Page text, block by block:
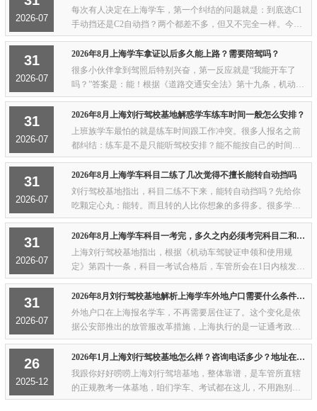
2026-07
每次有人决定在上海学车，第一个纠结的问题就是：到底选C1
手动挡还是C2自动挡？两个都差不多，但又不完全一样。今天
咱们就把这个问题彻底讲明白，帮你做一个不后悔的选择。C1
和C2的本质区别先说最基本的。C1驾驶证的...
31
2026-07
2026年8月上海学车拿证以后多久能上路？需要陪驾吗？
很多小伙伴拿到驾照后特别兴奋，第一反应就是“我能开车了
吗？”答案是：能！根据《道路交通安全法》第十九条，机动车
驾驶证自核发之日起即具有法律效力。也就是说，从你拿到驾
照那天起，就可以在准驾车型对应的普通...
31
2026-07
2026年8月上海刘行驾校基地解惑学车练车时间一般怎么安排？
上班族学车最怕的就是练车时间跟工作冲突。很多人报名之前
都纠结：练车是不是只能听驾校安排？能不能按自己的时间
来？周末行不行？今天咱们就把上海驾校的练车时间这个问题
说透。上海驾校常见的排班模式目前上海的驾...
31
2026-07
2026年8月上海学车科目二练了几次觉得不擅长能转自动挡吗
刘行驾校基地指出，科目二练不下来，能转自动挡吗？先给你
吃颗定心丸：能转。而且转的人比你想象的多得多。很多学员
报了C1手动挡，练了几次科目二之后发现离合控制实在太难，
半坡起步老是熄火，倒车入库老是压线，心...
31
2026-07
2026年8月上海学车科目一考完，多久之内必须考完科目二和科目三？
上海刘行驾校基地指出，根据《机动车驾驶证申领和使用规
定》第四十一条，科目一考试合格后，车管所会在1日内核发学
习驾驶证明。这份证明的有效期就是3年。你必须在这3年内完
成科目二和科目三（包括道路驾驶技能和安全...
31
2026-07
2026年8月刘行驾校基地解析上海学车外地户口需要什么条件才能报名
外地户口在上海报名学车，不再需要居住证了。这个变化是依
据公安部推出的放管服改革措施，上海执行的是一证通考政
策。不管你是从哪个省份来的，只要手头有一张有效期内的身
份证原件，就能直接报名考C1或C2驾照。以前...
26
2025-12
2026年1月上海刘行驾校基地怎么样？咨询电话多少？地址在哪里？
我跟你好好唠唠上海刘行驾培基地，整体靠谱，是车管所直辖
的正规教考一体基地，咱们学车、考试都在这儿，不用跑别的
地方折腾，这点超省心。基地到底怎么样规模&设施：场地超